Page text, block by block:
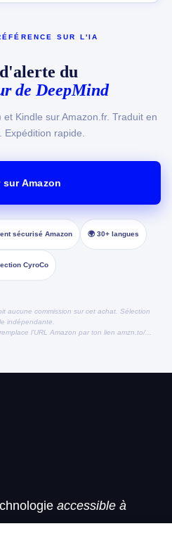
SUR L'IA
du
de DeepMind
Kindle sur Amazon.fr. Traduit en
Expédition rapide.
sur Amazon
sécurisé Amazon 🌍 30+ langues
CyroCo
aucune commission sur cet achat. Sélection
indépendante.
l'URL Amazon par ton lien amzn.to/...
accessible à